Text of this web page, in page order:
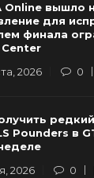
Online вышло
для
финала
2026
0
Pounders в
2026
0